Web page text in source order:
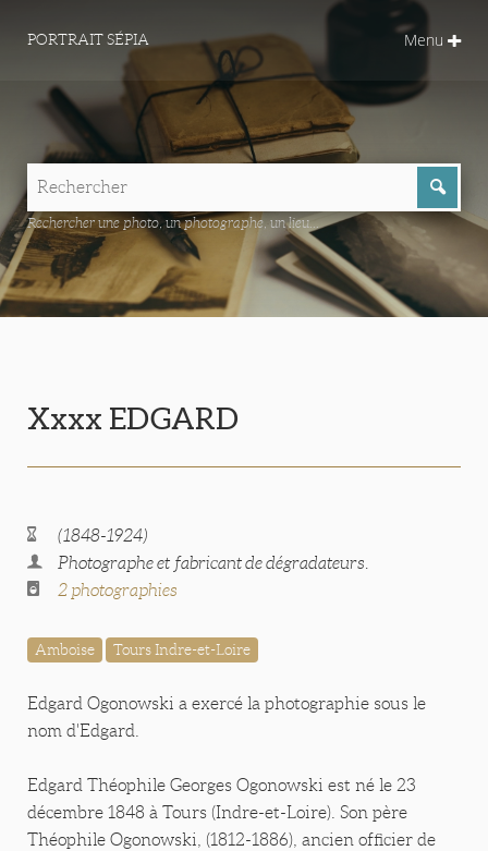
PORTRAIT SÉPIA Menu
Rechercher une photo, un photographe, un lieu...
Xxxx EDGARD
(1848-1924)
Photographe et fabricant de dégradateurs.
2 photographies
Amboise Tours Indre-et-Loire
Edgard Ogonowski a exercé la photographie sous le
nom d'Edgard.
Edgard Théophile Georges Ogonowski est né le 23
décembre 1848 à Tours (Indre-et-Loire). Son père
Théophile Ogonowski, (1812-1886), ancien officier de